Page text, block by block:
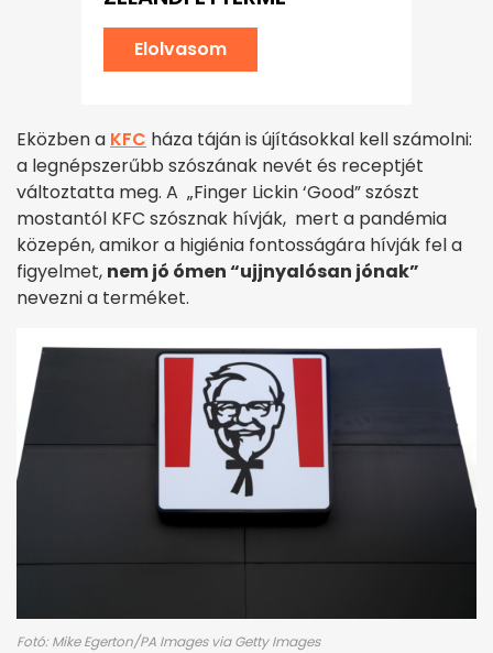
Elolvasom
Eközben a KFC háza táján is újításokkal kell számolni:
a legnépszerűbb szószának nevét és receptjét
változtatta meg. A „Finger Lickin ‘Good” szószt
mostantól KFC szósznak hívják, mert a pandémia
közepén, amikor a higiénia fontosságára hívják fel a
figyelmet, nem jó ómen “ujjnyalósan jónak”
nevezni a terméket.
Fotó: Mike Egerton/PA Images via Getty Images